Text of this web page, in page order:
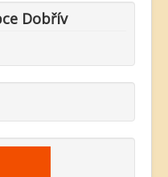
Dobřív